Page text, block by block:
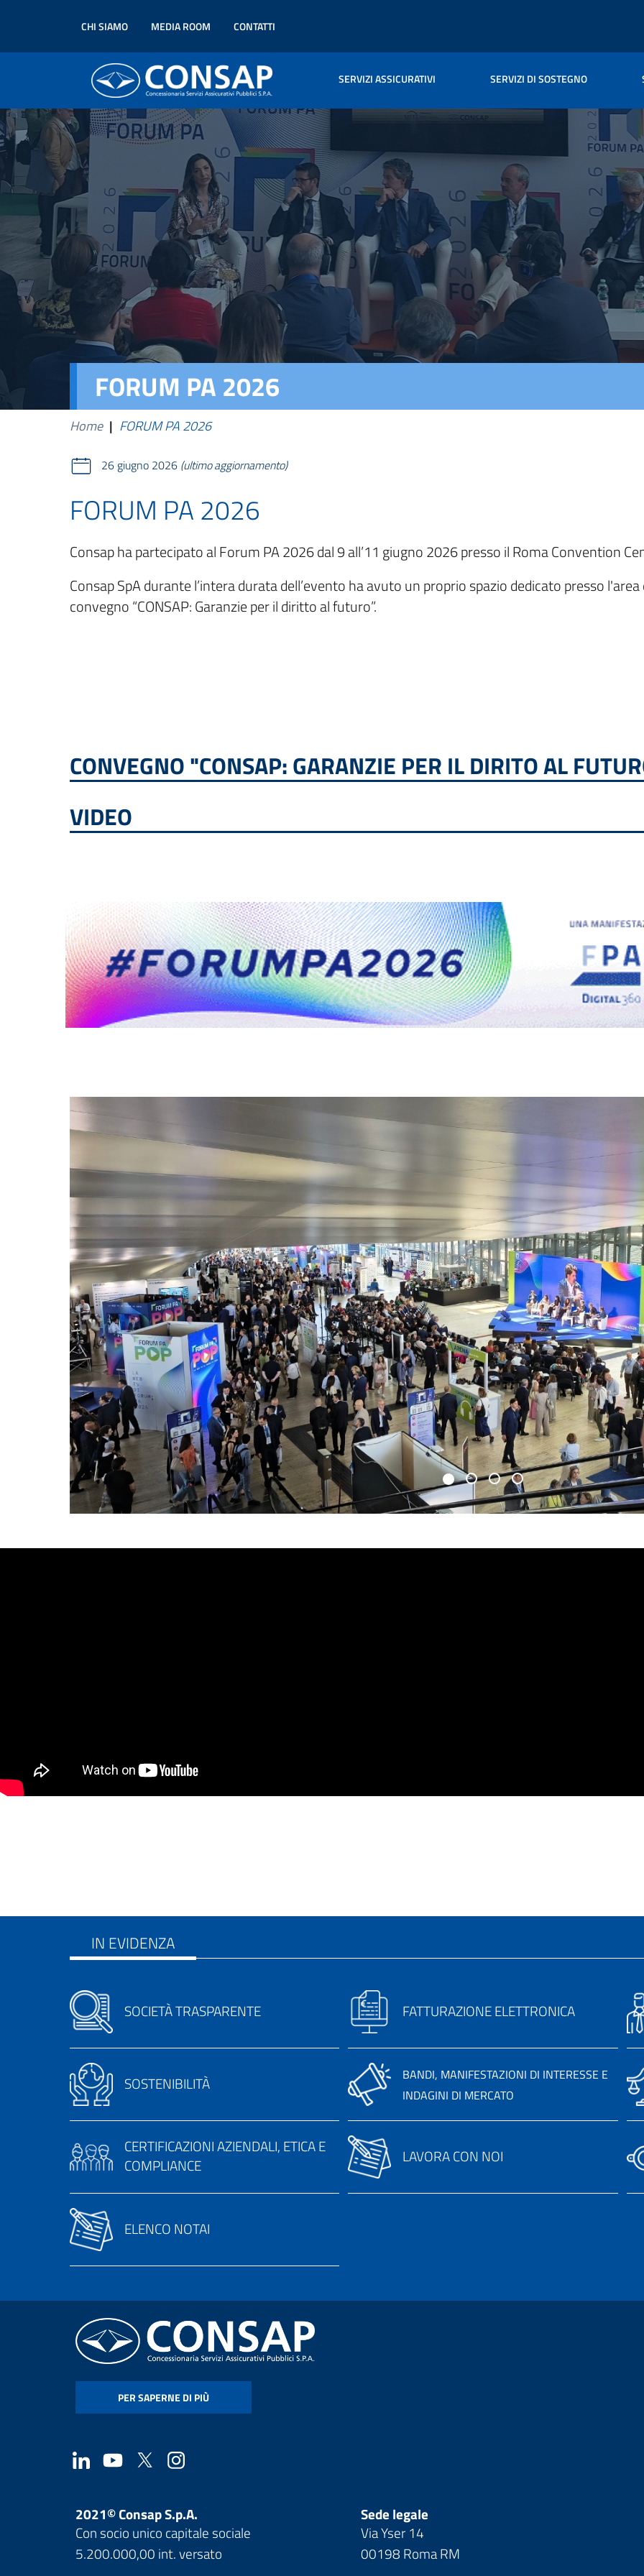
CHI SIAMO MEDIA ROOM CONTATTI
SERVIZI ASSICURATIVI SERVIZI DI SOSTEGNO
FORUM PA 2026
Home | FORUM PA 2026
26 giugno 2026 (ultimo aggiornamento)
FORUM PA 2026
Consap ha partecipato al Forum PA 2026 dal 9 all’11 giugno 2026 presso il Roma Convention
Consap SpA durante l’intera durata dell’evento ha avuto un proprio spazio dedicato presso
convegno “CONSAP: Garanzie per il diritto al futuro”.
CONVEGNO "CONSAP: GARANZIE PER IL DIRITO AL
VIDEO
IN EVIDENZA
SOCIETÀ TRASPARENTE FATTURAZIONE ELETTRONICA
SOSTENIBILITÀ
BANDI, MANIFESTAZIONI DI INTERESSE E
INDAGINI DI MERCATO
CERTIFICAZIONI AZIENDALI, ETICA E
COMPLIANCE
LAVORA CON NOI
ELENCO NOTAI
PER SAPERNE DI PIÙ
2021© Consap S.p.A.
Con socio unico capitale sociale
5.200.000,00 int. versato
Sede legale
Via Yser 14
00198 Roma RM